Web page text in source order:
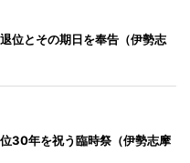
位とその期日を奉告（伊勢志
30年を祝う臨時祭（伊勢志摩